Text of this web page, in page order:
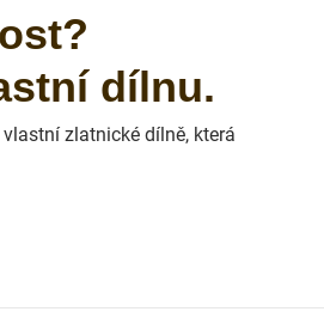
dílnu.
zlatnické dílně, která